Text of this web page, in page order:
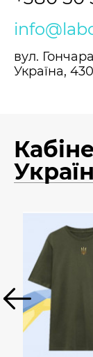
вул.
Україна,